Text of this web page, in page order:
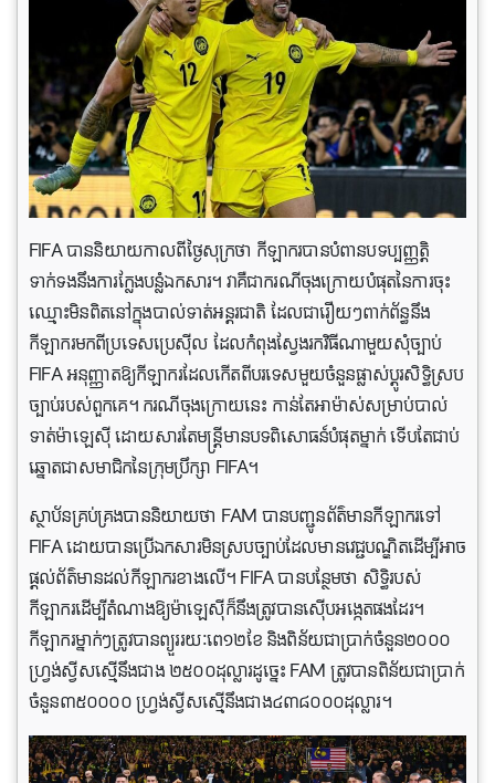
FIFA បាននិយាយកាលពីថ្ងៃសុក្រថា កីឡាករបានបំពានបទប្បញ្ញត្តិ
ទាក់ទងនឹងការក្លែងបន្លំឯកសារ។ វាគឺជាករណីចុងក្រោយបំផុតនៃការចុះ
ឈ្មោះមិនពិតនៅក្នុងបាល់ទាត់អន្តរជាតិ ដែលជារឿយៗពាក់ព័ន្ធនឹង
កីឡាករមកពីប្រទេសប្រេស៊ីល ដែលកំពុងស្វែងរកវិធីណាមួយសុំច្បាប់
FIFA អនុញ្ញាតឱ្យកីឡាករដែលកើតពីបរទេសមួយចំនួនផ្លាស់ប្តូរសិទ្ធិស្រប
ច្បាប់របស់ពួកគេ។ ករណីចុងក្រោយនេះ កាន់តែអាម៉ាស់សម្រាប់បាល់
ទាត់ម៉ាឡេស៊ី ដោយសារតែមន្ត្រីមានបទពិសោធន៍បំផុតម្នាក់ ទើបតែជាប់
ឆ្នោតជាសមាជិកនៃក្រុមប្រឹក្សា FIFA។
ស្ថាប័នគ្រប់គ្រងបាននិយាយថា FAM បានបញ្ជូនព័ត៌មានកីឡាករទៅ
FIFA ដោយបានប្រើឯកសារមិនស្របច្បាប់ដែលមានវេជ្ជបណ្ឌិតដើម្បីអាច
ផ្តល់ព័ត៌មានដល់កីឡាករខាងលើ។ FIFA បានបន្ថែមថា សិទ្ធិរបស់
កីឡាករដើម្បីតំណាងឱ្យម៉ាឡេស៊ីក៏នឹងត្រូវបានស៊ើបអង្កេតផងដែរ។
កីឡាករម្នាក់ៗត្រូវបានព្យួររយៈពេ១២ខែ និងពិន័យជាប្រាក់ចំនួន២០០០
ហ្វ្រង់ស្វីសស្មើនឹងជាង ២៥០០ដុល្លារដូច្នេះ FAM ត្រូវបានពិន័យជាប្រាក់
ចំនួន៣៥០០០០ ហ្វ្រង់ស្វីសស្មើនឹងជាង៤៣៨០០០ដុល្លារ។